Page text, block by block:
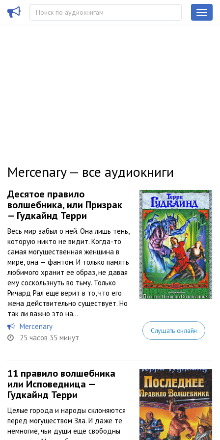
Mercenary — все аудиокниги
Десятое правило
волшебника, или Призрак
— Гудкайнд Терри
Весь мир забыл о ней. Она лишь тень,
которую никто не видит. Когда-то
самая могущественная женщина в
мире, она — фантом. И только память
любимого хранит ее образ, не давая
ему соскользнуть во тьму. Только
Ричард Рал еще верит в то, что его
жена действительно существует. Но
так ли важно это на...
Mercenary
25 часов 35 минут
Слушать онлайн
11 правило волшебника
или Исповедница —
Гудкайнд Терри
Целые города и народы склоняются
перед могуществом Зла. И даже те
немногие, чьи души еще свободны